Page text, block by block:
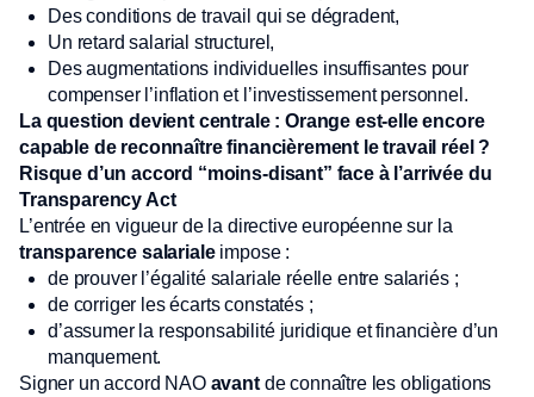
Des conditions de travail qui se dégradent,
Un retard salarial structurel,
Des augmentations individuelles insuffisantes pour
compenser l’inflation et l’investissement personnel.
La question devient centrale : Orange est-elle encore
capable de reconnaître financièrement le travail réel ?
Risque d’un accord “moins-disant” face à l’arrivée du
Transparency Act
L’entrée en vigueur de la directive européenne sur la
transparence salarialeimpose :
de prouver l’égalité salariale réelle entre salariés ;
de corriger les écarts constatés ;
d’assumer la responsabilité juridique et financière d’un
manquement.
Signer un accord NAO avantde connaître les obligations